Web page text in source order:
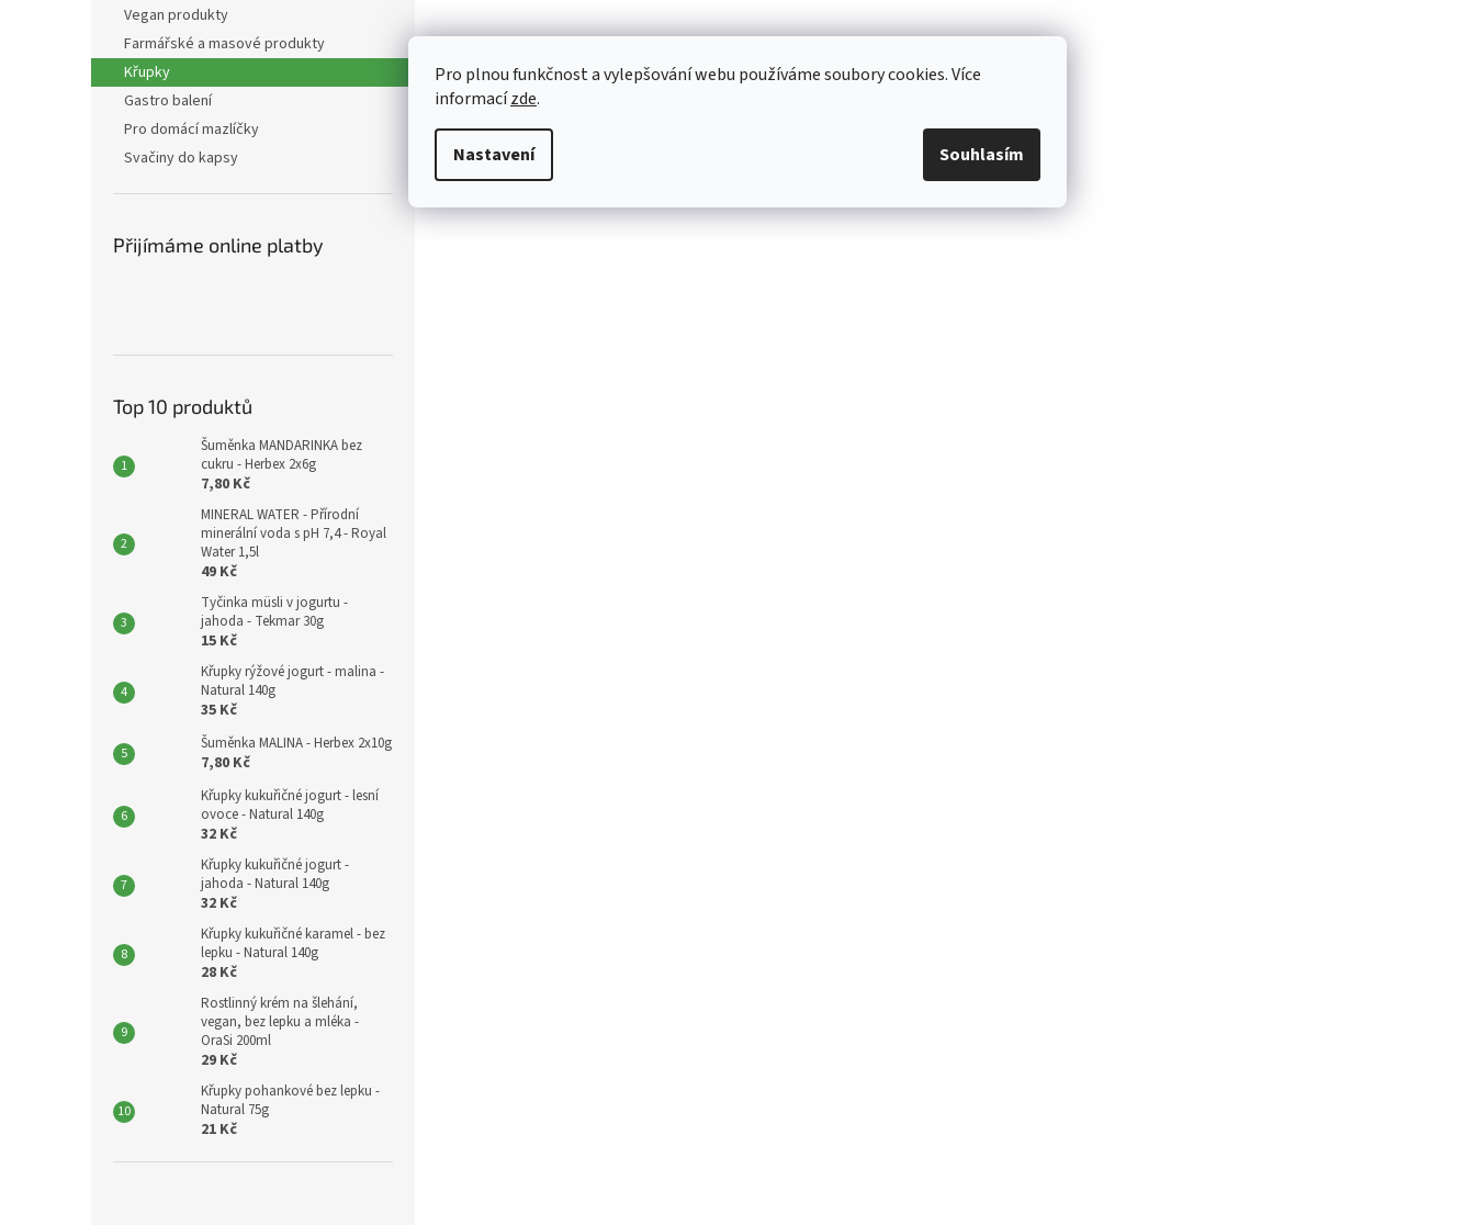
Pro plnou funkčnost a vylepšování webu používáme soubory cookies. Více
informacízde.
Nastavení Souhlasím
Vegan produkty
Farmářské a masové produkty
Křupky
Gastro balení
Pro domácí mazlíčky
Svačiny do kapsy
Přijímáme online platby
Top 10 produktů
Šuměnka MANDARINKA bez
cukru - Herbex 2x6g
7,80 Kč
MINERAL WATER - Přírodní
minerální voda s pH 7,4 - Royal
Water 1,5l
49 Kč
Tyčinka müsli v jogurtu -
jahoda - Tekmar 30g
15 Kč
Křupky rýžové jogurt - malina -
Natural 140g
35 Kč
Šuměnka MALINA - Herbex 2x10g
7,80 Kč
Křupky kukuřičné jogurt - lesní
ovoce - Natural 140g
32 Kč
Křupky kukuřičné jogurt -
jahoda - Natural 140g
32 Kč
Křupky kukuřičné karamel - bez
lepku - Natural 140g
28 Kč
Rostlinný krém na šlehání,
vegan, bez lepku a mléka -
OraSi 200ml
29 Kč
Křupky pohankové bez lepku -
Natural 75g
21 Kč